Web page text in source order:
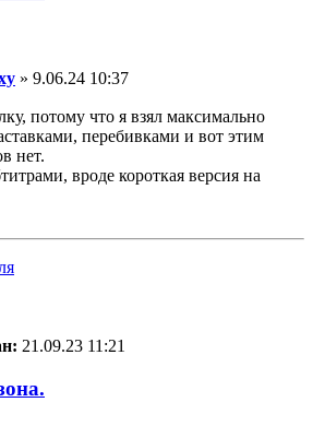
» 9.06.24 10:37
потому что я взял максимально
перебивками и вот этим
нет.
вроде короткая версия на
21.09.23 11:21